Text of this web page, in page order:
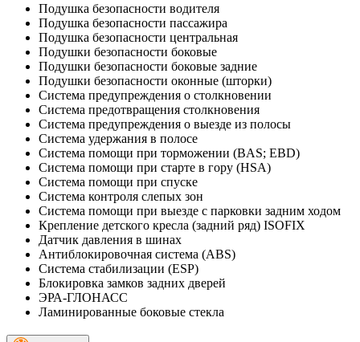
Подушка безопасности водителя
Подушка безопасности пассажира
Подушка безопасности центральная
Подушки безопасности боковые
Подушки безопасности боковые задние
Подушки безопасности оконные (шторки)
Система предупреждения о столкновении
Система предотвращения столкновения
Система предупреждения о выезде из полосы
Система удержания в полосе
Система помощи при торможении (BAS; EBD)
Система помощи при старте в гору (HSA)
Система помощи при спуске
Система контроля слепых зон
Система помощи при выезде с парковки задним ходом
Крепление детского кресла (задний ряд) ISOFIX
Датчик давления в шинах
Антиблокировочная система (ABS)
Система стабилизации (ESP)
Блокировка замков задних дверей
ЭРА-ГЛОНАСС
Ламинированные боковые стекла